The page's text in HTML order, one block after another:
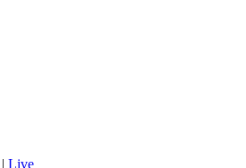
| Live